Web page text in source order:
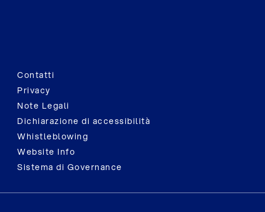
Contatti
Privacy
Note Legali
Dichiarazione di accessibilità
Whistleblowing
Website Info
Sistema di Governance